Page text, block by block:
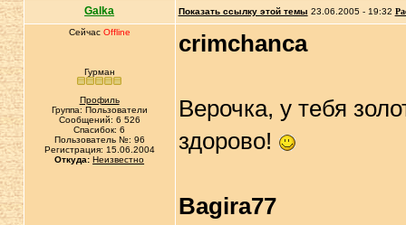
Galka Показать ссылку этой темы 23.06.2005 - 19:32
Сейчас Offline
Гурман
Профиль
Группа: Пользователи
Сообщений: 6 526
Спасибок: 6
Пользователь №: 96
Регистрация: 15.06.2004
Откуда: Неизвестно
crimchanca
Верочка, у тебя
здорово!
Bagira77